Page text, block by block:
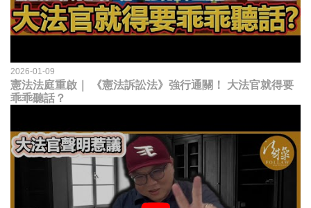
2026-01-09
憲法法庭重啟｜ 《憲法訴訟法》強行通關！ 大法官就得要
乖乖聽話？